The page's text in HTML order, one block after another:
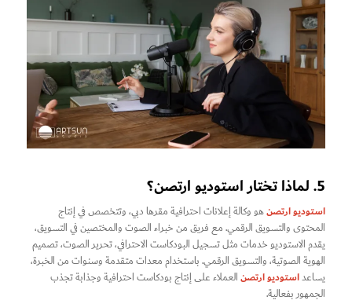
5. لماذا تختار استوديو ارتصن؟
استوديو ارتصنهو وكالة إعلانات احترافية مقرها دبي، وتتخصص في إنتاج
المحتوى والتسويق الرقمي. مع فريق من خبراء الصوت والمختصين في التسويق،
يقدم الاستوديو خدمات مثل تسجيل البودكاست الاحترافي، تحرير الصوت، تصميم
الهوية الصوتية، والتسويق الرقمي. باستخدام معدات متقدمة وسنوات من الخبرة،
يساعداستوديو ارتصنالعملاء على إنتاج بودكاست احترافية وجذابة تجذب
الجمهور بفعالية.